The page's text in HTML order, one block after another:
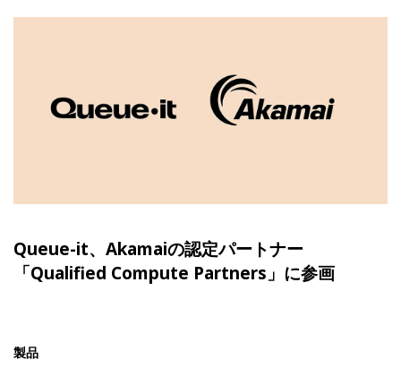
English
한국어
Queue-it、Akamaiの認定パートナー
「Qualified Compute Partners」に参画
製品